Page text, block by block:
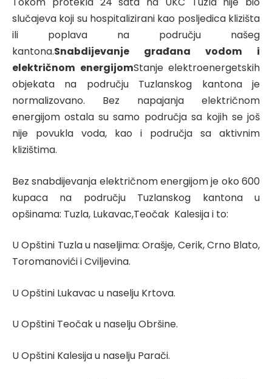
slučajeva koji su hospitalizirani kao posljedica klizišta
ili poplava na području našeg
kantona.Snabdijevanje građana vodom i
električnom energijomStanje elektroenergetskih
objekata na području Tuzlanskog kantona je
normalizovano. Bez napajanja električnom
energijom ostala su samo područja sa kojih se još
nije povukla voda, kao i područja sa aktivnim
klizištima.
Bez snabdijevanja električnom energijom je oko 600
kupaca na području Tuzlanskog kantona u
opšinama: Tuzla, Lukavac,Teočak Kalesija i to:
U Opštini Tuzla u naseljima: Orašje, Cerik, Crno Blato,
Toromanovići i Cviljevina.
U Opštini Lukavac u naselju Krtova.
U Opštini Teočak u naselju Obršine.
U Opštini Kalesija u naselju Parači.